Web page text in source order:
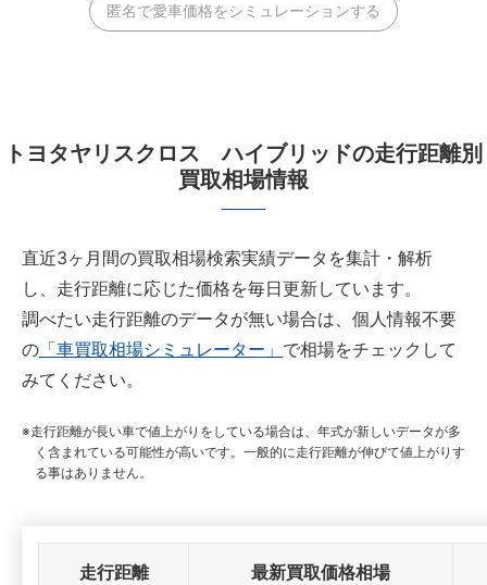
匿名で愛車価格をシミュレーションする
トヨタヤリスクロス ハイブリッドの走行距離別
買取相場情報
直近3ヶ月間の買取相場検索実績データを集計・解析
し、走行距離に応じた価格を毎日更新しています。
調べたい走行距離のデータが無い場合は、個人情報不要
の 「車買取相場シミュレーター」 で相場をチェックして
みてください。
走行距離が長い車で値上がりをしている場合は、年式が新しいデータが多
く含まれている可能性が高いです。一般的に走行距離が伸びて値上がりす
る事はありません。
走行距離 最新買取価格相場